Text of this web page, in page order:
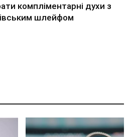
компліментарні духи з
шлейфом